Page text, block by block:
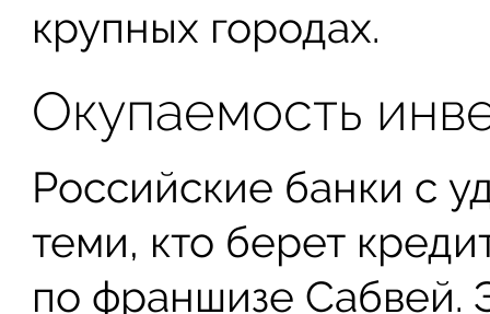
крупных городах.
Окупаемость
Российские банки с
теми, кто берет
по франшизе Сабвей.